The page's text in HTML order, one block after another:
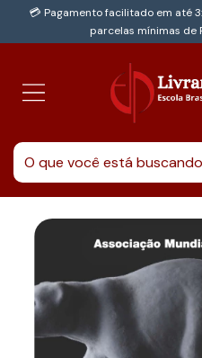
💳 Pagamento facilitado em até
parcelas mínimas de